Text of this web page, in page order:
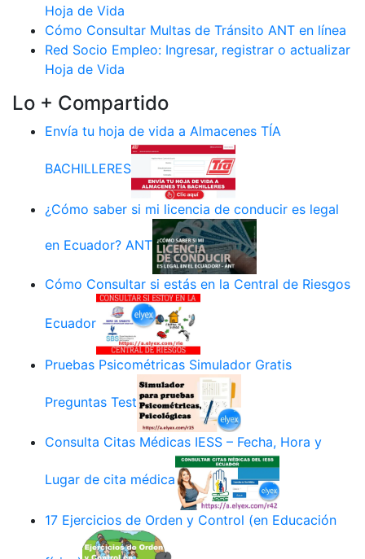
Hoja de Vida
Cómo Consultar Multas de Tránsito ANT en línea
Red Socio Empleo: Ingresar, registrar o actualizar
Hoja de Vida
Lo + Compartido
Envía tu hoja de vida a Almacenes TÍA
BACHILLERES
¿Cómo saber si mi licencia de conducir es legal
en Ecuador? ANT
Cómo Consultar si estás en la Central de Riesgos
Ecuador
Pruebas Psicométricas Simulador Gratis
Preguntas Test
Consulta Citas Médicas IESS – Fecha, Hora y
Lugar de cita médica
17 Ejercicios de Orden y Control (en Educación